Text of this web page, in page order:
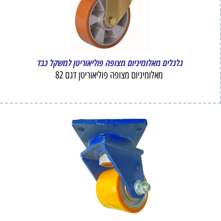
גלגלים מאלומיניום מצופה פוליאוריטן למשקל כבד
מאלומיניום מצופה פוליאוריטן דגם 82